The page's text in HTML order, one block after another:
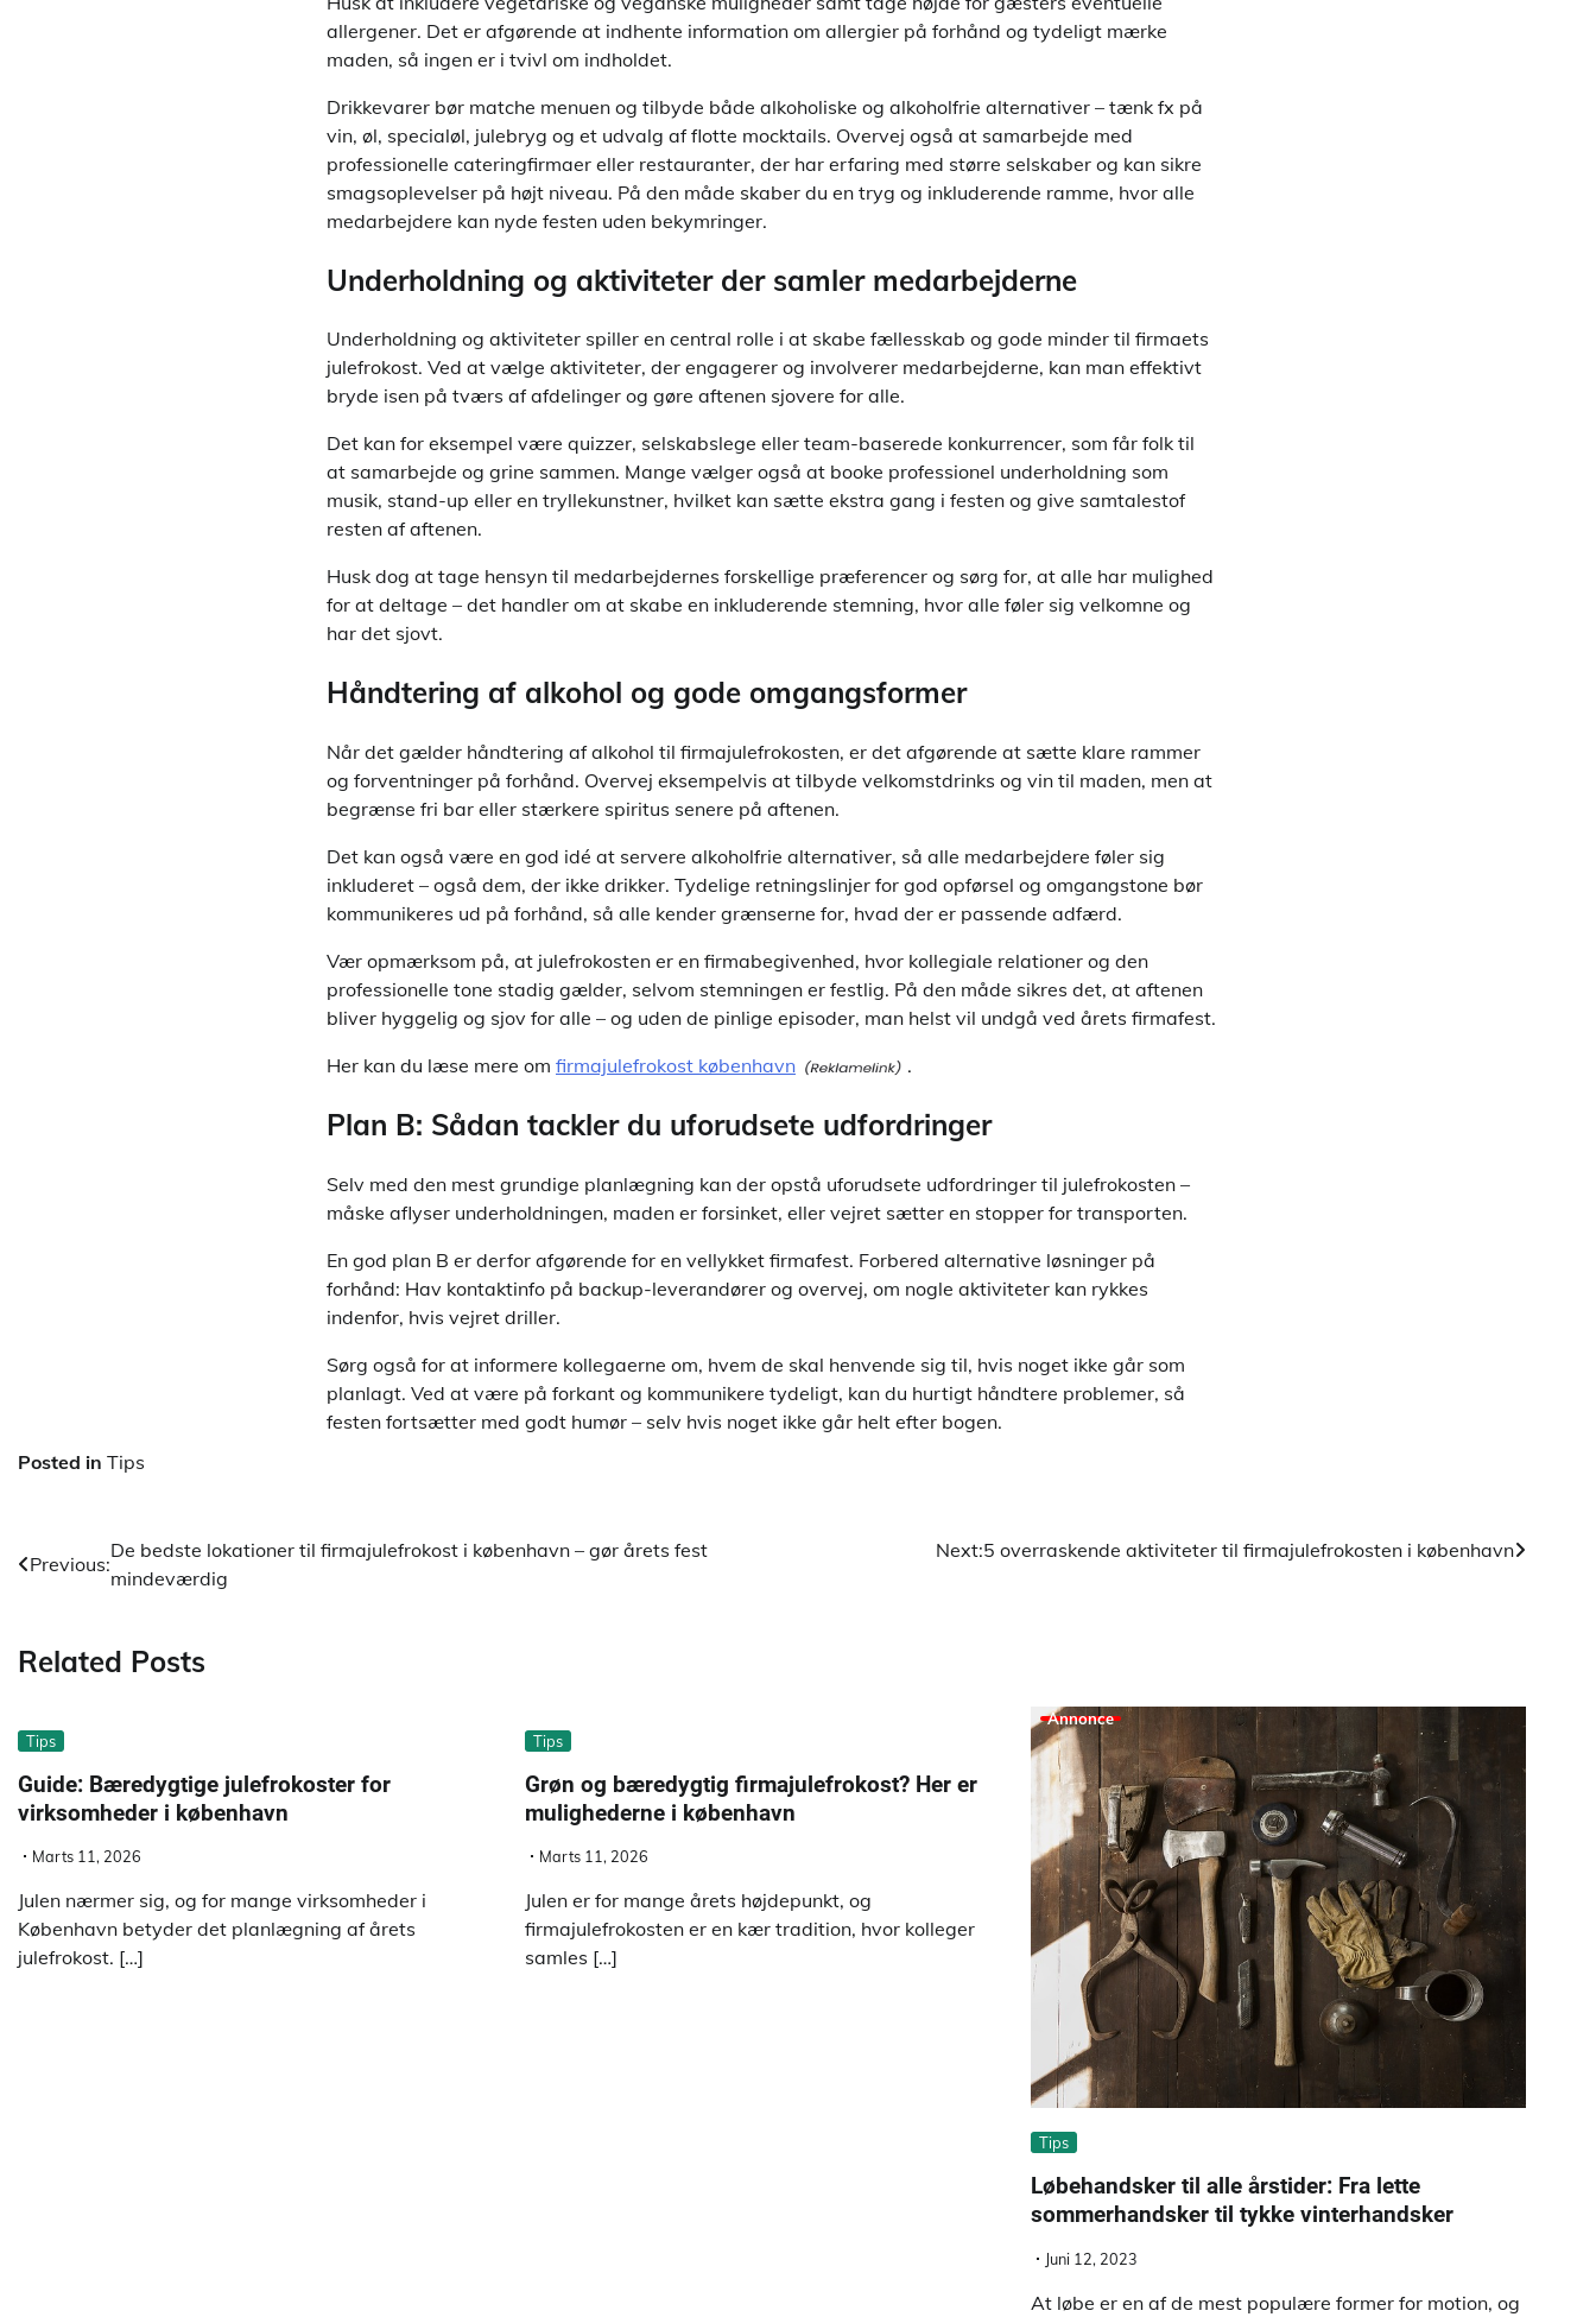
allergener. Det er afgørende at indhente information om allergier på forhånd og tydeligt mærke
maden, så ingen er i tvivl om indholdet.
Drikkevarer bør matche menuen og tilbyde både alkoholiske og alkoholfrie alternativer – tænk fx på
vin, øl, specialøl, julebryg og et udvalg af flotte mocktails. Overvej også at samarbejde med
professionelle cateringfirmaer eller restauranter, der har erfaring med større selskaber og kan sikre
smagsoplevelser på højt niveau. På den måde skaber du en tryg og inkluderende ramme, hvor alle
medarbejdere kan nyde festen uden bekymringer.
Underholdning og aktiviteter der samler medarbejderne
Underholdning og aktiviteter spiller en central rolle i at skabe fællesskab og gode minder til firmaets
julefrokost. Ved at vælge aktiviteter, der engagerer og involverer medarbejderne, kan man effektivt
bryde isen på tværs af afdelinger og gøre aftenen sjovere for alle.
Det kan for eksempel være quizzer, selskabslege eller team-baserede konkurrencer, som får folk til
at samarbejde og grine sammen. Mange vælger også at booke professionel underholdning som
musik, stand-up eller en tryllekunstner, hvilket kan sætte ekstra gang i festen og give samtalestof
resten af aftenen.
Husk dog at tage hensyn til medarbejdernes forskellige præferencer og sørg for, at alle har mulighed
for at deltage – det handler om at skabe en inkluderende stemning, hvor alle føler sig velkomne og
har det sjovt.
Håndtering af alkohol og gode omgangsformer
Når det gælder håndtering af alkohol til firmajulefrokosten, er det afgørende at sætte klare rammer
og forventninger på forhånd. Overvej eksempelvis at tilbyde velkomstdrinks og vin til maden, men at
begrænse fri bar eller stærkere spiritus senere på aftenen.
Det kan også være en god idé at servere alkoholfrie alternativer, så alle medarbejdere føler sig
inkluderet – også dem, der ikke drikker. Tydelige retningslinjer for god opførsel og omgangstone bør
kommunikeres ud på forhånd, så alle kender grænserne for, hvad der er passende adfærd.
Vær opmærksom på, at julefrokosten er en firmabegivenhed, hvor kollegiale relationer og den
professionelle tone stadig gælder, selvom stemningen er festlig. På den måde sikres det, at aftenen
bliver hyggelig og sjov for alle – og uden de pinlige episoder, man helst vil undgå ved årets firmafest.
Her kan du læse mere om firmajulefrokost københavn .
Plan B: Sådan tackler du uforudsete udfordringer
Selv med den mest grundige planlægning kan der opstå uforudsete udfordringer til julefrokosten –
måske aflyser underholdningen, maden er forsinket, eller vejret sætter en stopper for transporten.
En god plan B er derfor afgørende for en vellykket firmafest. Forbered alternative løsninger på
forhånd: Hav kontaktinfo på backup-leverandører og overvej, om nogle aktiviteter kan rykkes
indenfor, hvis vejret driller.
Sørg også for at informere kollegaerne om, hvem de skal henvende sig til, hvis noget ikke går som
planlagt. Ved at være på forkant og kommunikere tydeligt, kan du hurtigt håndtere problemer, så
festen fortsætter med godt humør – selv hvis noget ikke går helt efter bogen.
Posted in Tips
Indlægsnavigation
Previous:
De bedste lokationer til firmajulefrokost i københavn – gør årets fest
mindeværdig
Next:5 overraskende aktiviteter til firmajulefrokosten i københavn
Related Posts
Tips
Guide: Bæredygtige julefrokoster for
virksomheder i københavn
Marts 11, 2026
Julen nærmer sig, og for mange virksomheder i
København betyder det planlægning af årets
julefrokost. […]
Tips
Grøn og bæredygtig firmajulefrokost? Her er
mulighederne i københavn
Marts 11, 2026
Julen er for mange årets højdepunkt, og
firmajulefrokosten er en kær tradition, hvor kolleger
samles […]
Annonce
Tips
Løbehandsker til alle årstider: Fra lette
sommerhandsker til tykke vinterhandsker
Juni 12, 2023
At løbe er en af de mest populære former for motion, og